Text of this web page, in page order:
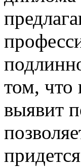
том, что
выявит